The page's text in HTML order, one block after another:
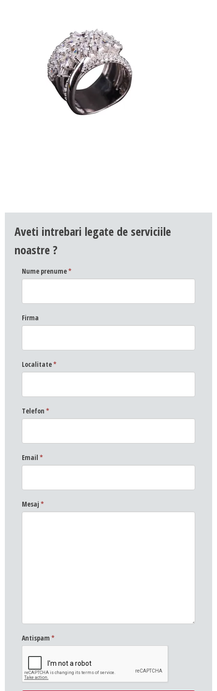
Aveti intrebari legate de serviciile
noastre ?
Nume prenume*
Firma
Localitate*
Telefon *
Email *
Mesaj *
Antispam *